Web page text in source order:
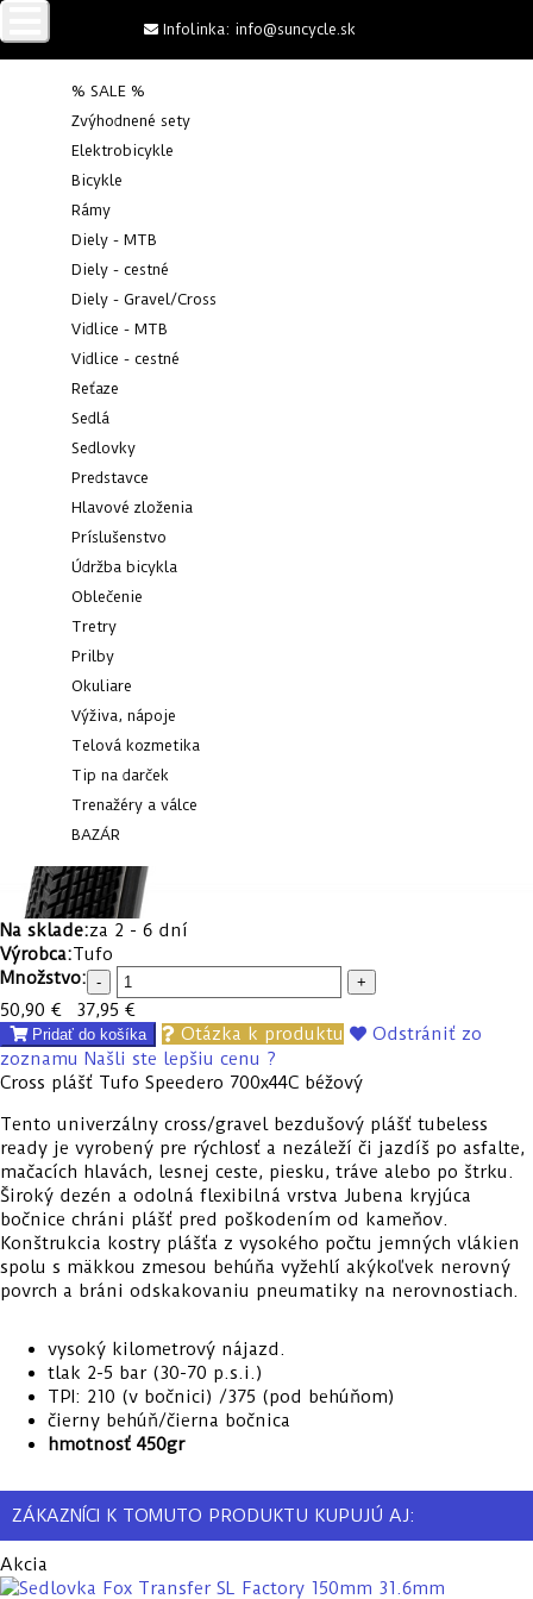
Infolinka: info@suncycle.sk
% SALE %
Zvýhodnené sety
Elektrobicykle
Bicykle
Rámy
Diely - MTB
Diely - cestné
Diely - Gravel/Cross
Vidlice - MTB
Vidlice - cestné
Reťaze
Sedlá
Sedlovky
Predstavce
Hlavové zloženia
Príslušenstvo
Údržba bicykla
Oblečenie
Tretry
Prilby
Okuliare
Výživa, nápoje
Telová kozmetika
Tip na darček
Trenažéry a válce
BAZÁR
CROSS PLÁŠŤ TUFO SPEEDERO 700X44C BÉŽOVÝ
Suncycle> Diely - Gravel/Cross
Tufo Speedero 700x44C béžový
Na sklade:za 2 - 6 dní
Výrobca:Tufo
Množstvo: - +
50,90 € 37,95 €
Pridať do košíka Otázka k produktu
Odstrániť zo
zoznamu Našli ste lepšiu cenu ?
Cross plášť Tufo Speedero 700x44C béžový
Tento univerzálny cross/gravel bezdušový plášť tubeless
ready je vyrobený pre rýchlosť a nezáleží či jazdíš po asfalte,
mačacích hlavách, lesnej ceste, piesku, tráve alebo po štrku.
Široký dezén a odolná flexibilná vrstva Jubena kryjúca
bočnice chráni plášť pred poškodením od kameňov.
Konštrukcia kostry plášťa z vysokého počtu jemných vlákien
spolu s mäkkou zmesou behúňa vyžehlí akýkoľvek nerovný
povrch a bráni odskakovaniu pneumatiky na nerovnostiach.
vysoký kilometrový nájazd.
tlak 2-5 bar (30-70 p.s.i.)
TPI: 210 (v bočnici) /375 (pod behúňom)
čierny behúň/čierna bočnica
hmotnosť 450gr
ZÁKAZNÍCI K TOMUTO PRODUKTU KUPUJÚ AJ:
Akcia